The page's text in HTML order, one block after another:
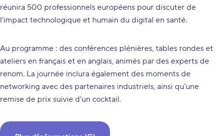
réunira 500 professionnels européens pour discuter de
l'impact technologique et humain du digital en santé.
Au programme : des conférences plénières, tables rondes et
ateliers en français et en anglais, animés par des experts de
renom. La journée inclura également des moments de
networking avec des partenaires industriels, ainsi qu'une
remise de prix suivie d'un cocktail.